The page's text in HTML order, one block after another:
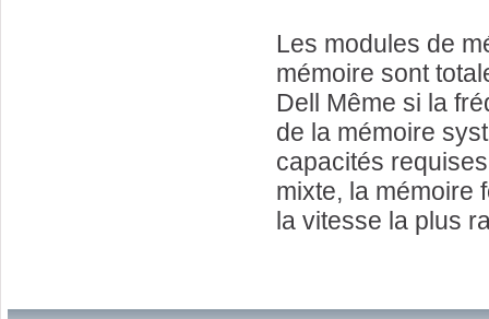
Les modules de
mémoire sont
Dell Même si la
de la mémoire
capacités
mixte, la mémoire
la vitesse la plus